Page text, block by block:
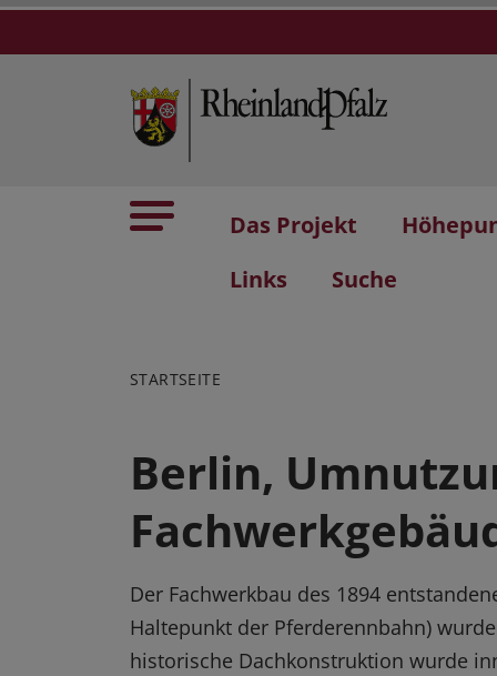
Das Projekt
Links
Suche
STARTSEITE
Berlin,
Der Fachwerkbau des 1894
Haltepunkt der Pferderennbahn)
historische Dachkonstruktion wurde